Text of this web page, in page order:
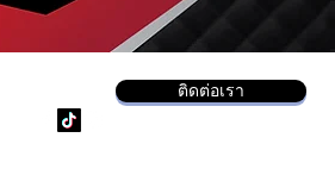
ติดต่อเรา